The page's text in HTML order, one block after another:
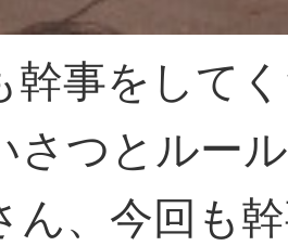
幹事をして
さつとルー
ん、今回も